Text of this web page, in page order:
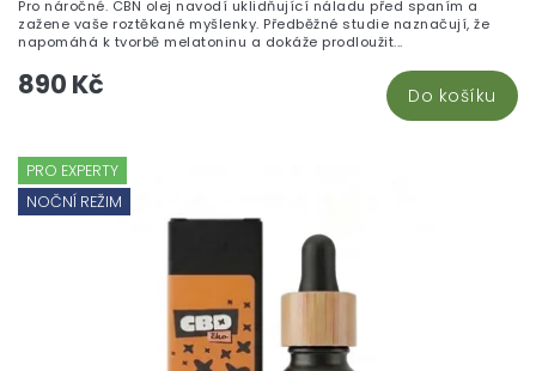
890 Kč Do košíku
Pro náročné. CBN olej navodí uklidňující náladu před spaním a
zažene vaše roztěkané myšlenky. Předběžné studie naznačují, že
napomáhá k tvorbě melatoninu a dokáže prodloužit...
PRO EXPERTY
NOČNÍ REŽIM